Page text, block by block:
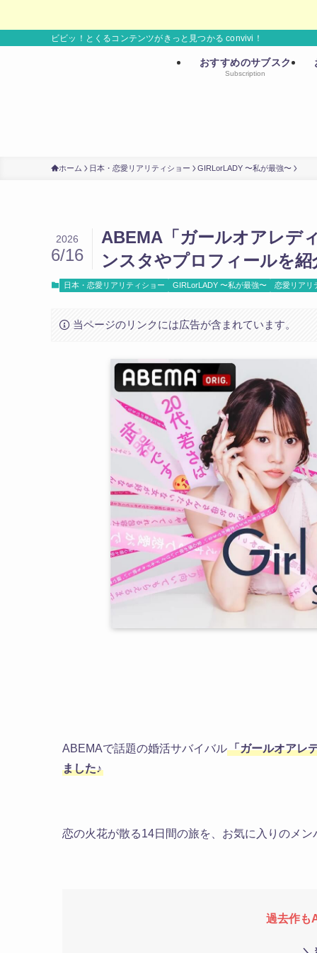
ビビッ！とくるコンテンツがきっと見つかる convivi！
おすすめのサブスク
Subscription
ホーム 日本・恋愛リアリティショー GIRLorLADY 〜私が最強〜
ABEMA「ガールオアレデ
ンスタやプロフィールを紹
2026
6/16
日本・恋愛リアリティショー GIRLorLADY 〜私が最強〜 恋愛リアリ
当ページのリンクには広告が含まれています。
ABEMAで話題の婚活サバイバル「ガールオアレ
ました♪
恋の火花が散る14日間の旅を、お気に入りのメン
過去作も